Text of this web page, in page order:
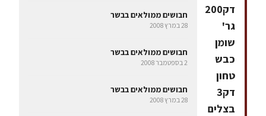
דק200
גר'
שומן
כבש
טחון
דק3
בצלים
חבושים ממולאים בבשר
28 במרץ 2008
חבושים ממולאים בבשר
2 בספטמבר 2008
חבושים ממולאים בבשר
28 במרץ 2008